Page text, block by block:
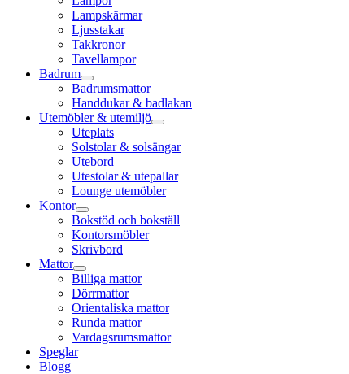
Lampskärmar
Ljusstakar
Takkronor
Tavellampor
Badrum
Badrumsmattor
Handdukar & badlakan
Utemöbler & utemiljö
Uteplats
Solstolar & solsängar
Utebord
Utestolar & utepallar
Lounge utemöbler
Kontor
Bokstöd och bokställ
Kontorsmöbler
Skrivbord
Mattor
Billiga mattor
Dörrmattor
Orientaliska mattor
Runda mattor
Vardagsrumsmattor
Speglar
Blogg